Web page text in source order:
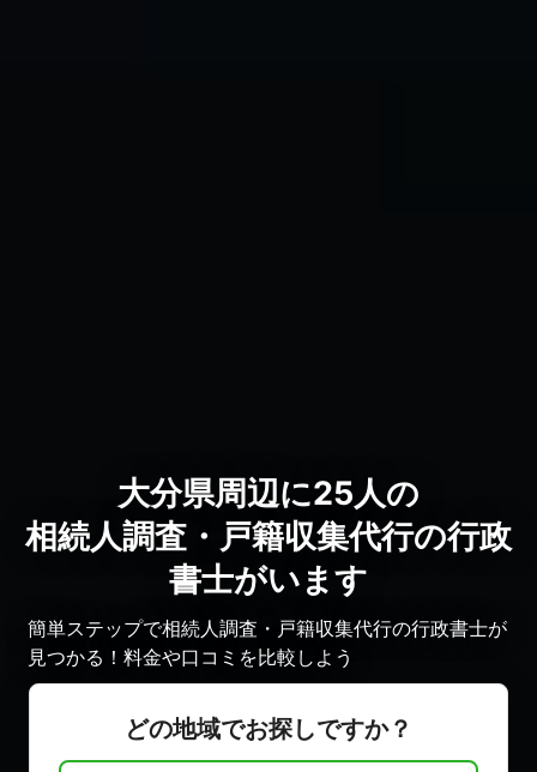
大分県周辺に25人の
相続人調査・戸籍収集代行の行政
書士がいます
簡単ステップで相続人調査・戸籍収集代行の行政書士が
見つかる！料金や口コミを比較しよう
どの地域でお探しですか？